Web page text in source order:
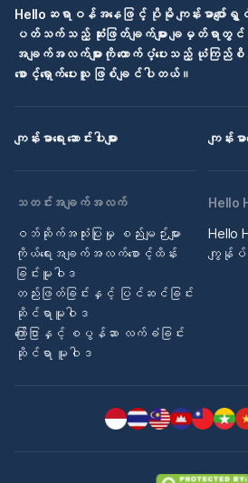
Helloဆရာဝန်အနေဖြင့် ပိုမို ကျန်းမာပျော်ရွှ
ပတ်သက်သည့် ဆုံးဖြတ်ချက်များ ချမှတ်ရာတွင် စိ
အချက်အလက်များကို ထောက်ပံ့ပေးသည့် ယုံကြည်စိတ်ခ
စောင့်ရှောက်ပေးသူ ဖြစ်ချင်ပါတယ်။
ကျန်းမာရေး ဆောင်းပါးများ ကျန်းမာ
သတင်းအချက်အလက်
ဝဘ်ဆိုက်အသုံးပြုမှု စည်းမျဉ်းများ
ကိုယ်ရေးအချက်အလက်စောင့်ထိန်း
ခြင်းမူဝါဒ
တည်းဖြတ်ခြင်းနှင့် ပြင်ဆင်ခြင်း
ဆိုင်ရာမူဝါဒ
ကြော်ငြာနှင့် စပွန်ဆာ လက်ခံခြင်း
ဆိုင်ရာ မူဝါဒ
Hello
Hello
ကျွန်ုပ်တို့